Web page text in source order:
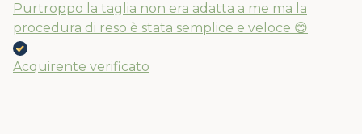
Purtroppo la taglia non era adatta a me ma la
procedura di reso è stata semplice e veloce 😊
Acquirente verificato